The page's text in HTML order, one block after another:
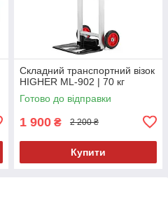
Складний транспортний візок
HIGHER ML-902 | 70 кг
Готово до відправки
1 900 ₴ 2 200 ₴
Купити